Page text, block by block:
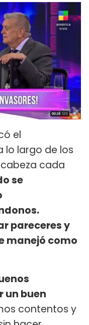
el
lo largo de los
cada
se
pareceres y
manejó como
un buen
contentos y